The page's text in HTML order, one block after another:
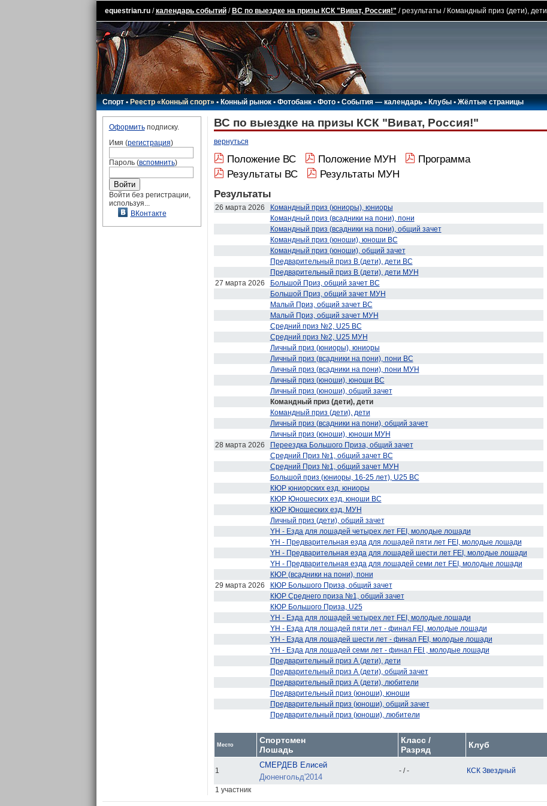
equestrian.ru/календарь событий/ ВС по выездке на призы КСК "Виват, Россия!" / результаты / Командный приз (дети), дети
Спорт•Реестр «Конный спорт»•Конный рынок•Фотобанк •Фото•События — календарь•Клубы •Жёлтые страницы
Оформитьподписку.
Имя (регистрация)
Пароль (вспомнить)
Войти без регистрации,
используя...
ВКонтакте
ВС по выездке на призы КСК "Виват, Россия!"
вернуться
Положение ВС Положение МУН
Программа
Результаты ВС
Результаты МУН
Результаты
26 марта 2026
Командный приз (юниоры), юниоры
Командный приз (всадники на пони), пони
Командный приз (всадники на пони), общий зачет
Командный приз (юноши), юноши ВС
Командный приз (юноши), общий зачет
Предварительный приз В (дети), дети ВС
Предварительный приз В (дети), дети МУН
27 марта 2026
Большой Приз, общий зачет ВС
Большой Приз, общий зачет МУН
Малый Приз, общий зачет ВС
Малый Приз, общий зачет МУН
Средний приз №2, U25 ВС
Средний приз №2, U25 МУН
Личный приз (юниоры), юниоры
Личный приз (всадники на пони), пони ВС
Личный приз (всадники на пони), пони МУН
Личный приз (юноши), юноши ВС
Личный приз (юноши), общий зачет
Командный приз (дети), дети
Командный приз (дети), дети
Личный приз (всадники на пони), общий зачет
Личный приз (юноши), юноши МУН
28 марта 2026
Переездка Большого Приза, общий зачет
Средний Приз №1, общий зачет ВС
Средний Приз №1, общий зачет МУН
Большой приз (юниоры, 16-25 лет), U25 ВС
КЮР юниорских езд, юниоры
КЮР Юношеских езд, юноши ВС
КЮР Юношеских езд, МУН
Личный приз (дети), общий зачет
YH - Езда для лошадей четырех лет FEI, молодые лошади
YH - Предварительная езда для лошадей пяти лет FEI, молодые лошади
YH - Предварительная езда для лошадей шести лет FEI, молодые лошади
YH - Предварительная езда для лошадей семи лет FEI, молодые лошади
КЮР (всадники на пони), пони
29 марта 2026
КЮР Большого Приза, общий зачет
КЮР Среднего приза №1, общий зачет
КЮР Большого Приза, U25
YH - Езда для лошадей четырех лет FEI, молодые лошади
YH - Езда для лошадей пяти лет - финал FEI, молодые лошади
YH - Езда для лошадей шести лет - финал FEI, молодые лошади
YH - Езда для лошадей семи лет - финал FEI , молодые лошади
Предварительный приз А (дети), дети
Предварительный приз А (дети), общий зачет
Предварительный приз А (дети), любители
Предварительный приз (юноши), юноши
Предварительный приз (юноши), общий зачет
Предварительный приз (юноши), любители
Место
Спортсмен
Лошадь
Класс /
Разряд
Клуб
1
СМЕРДЕВ Елисей
Дюненгольд'2014
- / - КСК Звездный
1 участник